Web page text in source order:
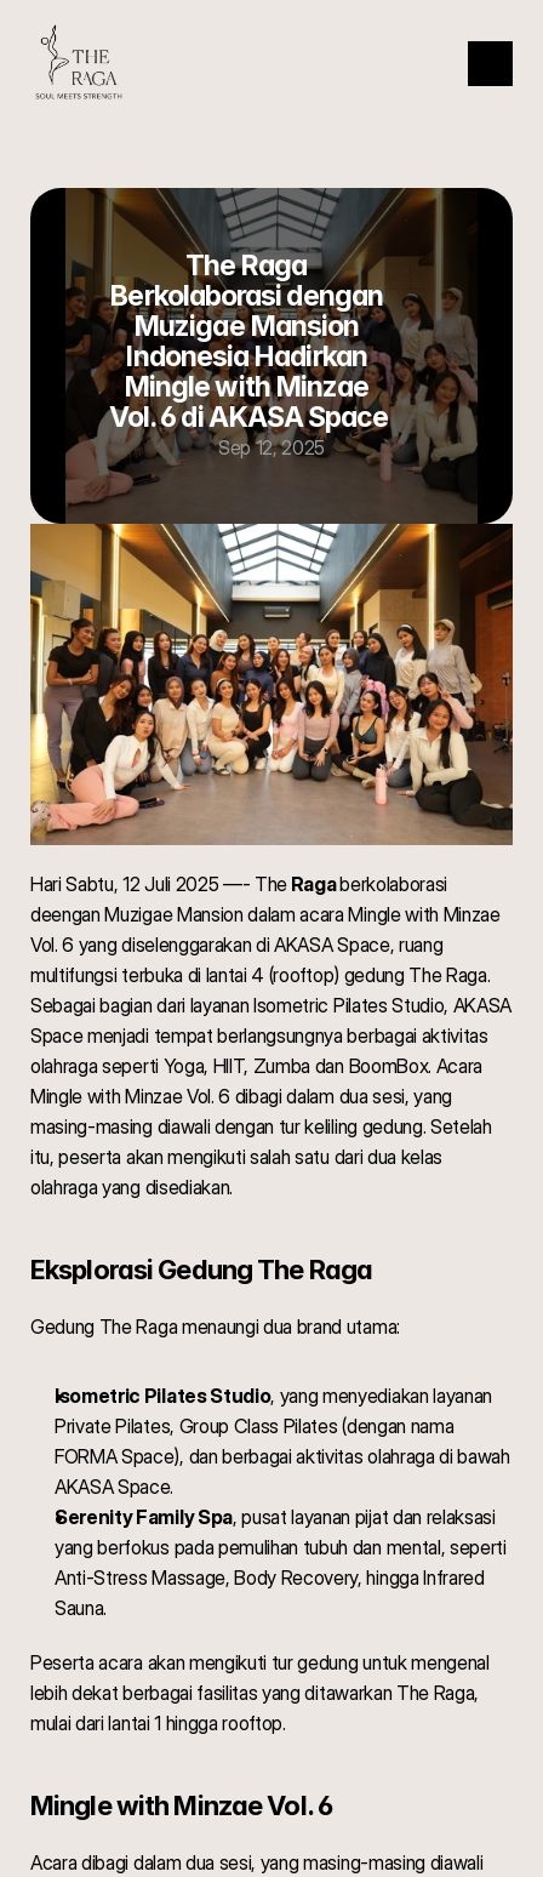
The Raga
Berkolaborasi dengan
Muzigae Mansion
Indonesia Hadirkan
Mingle with Minzae
Vol. 6 di AKASA Space
Sep 12, 2025
Hari Sabtu, 12 Juli 2025 —- The Raga berkolaborasi
deengan Muzigae Mansion dalam acara Mingle with Minzae
Vol. 6 yang diselenggarakan di AKASA Space, ruang
multifungsi terbuka di lantai 4 (rooftop) gedung The Raga.
Sebagai bagian dari layanan Isometric Pilates Studio, AKASA
Space menjadi tempat berlangsungnya berbagai aktivitas
olahraga seperti Yoga, HIIT, Zumba dan BoomBox. Acara
Mingle with Minzae Vol. 6 dibagi dalam dua sesi, yang
masing-masing diawali dengan tur keliling gedung. Setelah
itu, peserta akan mengikuti salah satu dari dua kelas
olahraga yang disediakan.
Eksplorasi Gedung The Raga
Gedung The Raga menaungi dua brand utama:
Isometric Pilates Studio, yang menyediakan layanan
Private Pilates, Group Class Pilates (dengan nama
FORMA Space), dan berbagai aktivitas olahraga di bawah
AKASA Space.
Serenity Family Spa, pusat layanan pijat dan relaksasi
yang berfokus pada pemulihan tubuh dan mental, seperti
Anti-Stress Massage, Body Recovery, hingga Infrared
Sauna.
Peserta acara akan mengikuti tur gedung untuk mengenal
lebih dekat berbagai fasilitas yang ditawarkan The Raga,
mulai dari lantai 1 hingga rooftop.
Mingle with Minzae Vol. 6
Acara dibagi dalam dua sesi, yang masing-masing diawali